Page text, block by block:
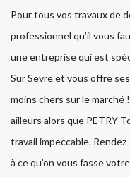
Pour tous vos travaux de
professionnel qu’il vous
une entreprise qui est
Sur Sevre et vous offre
moins chers sur le
ailleurs alors que PETRY
travail impeccable.
à ce qu’on vous fasse